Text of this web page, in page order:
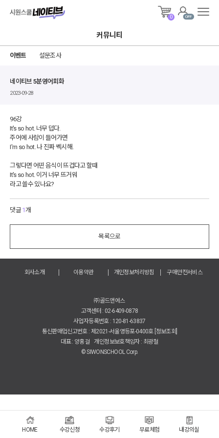
시원스쿨
0 알림
전체
커뮤니티
이벤트 설문조사
HOME 수강신청 수강후기 무료체험 내강의실
네이티브 5분영어회화
2023-09-28
96강
It's so hot. 너무 덥다.
주어에 사람이 들어가면
I'm so hot. 나 진짜 쎅시해.
그렇다면 어떤 음식이 뜨겁다고 할때
It's so hot. 이거 너무 뜨거워
라고 쓸수 있나요?
댓글 1개
목록으로
회사소개 이용약관 개인정보처리방침 구매안전서비스
㈜골드앤에스
고객센터 : 02-6409-0878
사업자등록번호 : 120-81-63837
통신판매업신고번호 : 제2021-서울영등포-0400호 [정보조회]
대표 : 양홍걸 개인정보보호책임자 : 최광철
© SIWONSCHOOL Corp.